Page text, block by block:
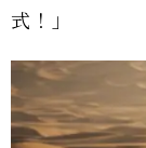
式！」